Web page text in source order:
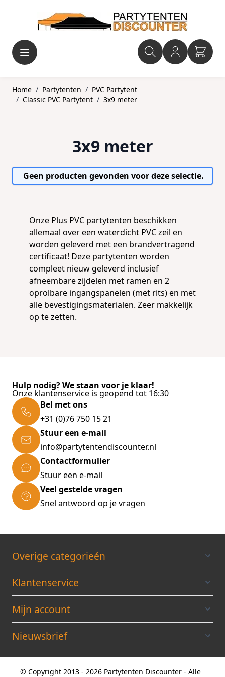
Home / Partytenten / PVC Partytent
/ Classic PVC Partytent / 3x9 meter
3x9 meter
Geen producten gevonden voor deze selectie.
Onze Plus PVC partytenten beschikken
allemaal over een waterdicht PVC zeil en
worden geleverd met een brandvertragend
certificaat! Deze partytenten worden
compleet nieuw geleverd inclusief
afneembare zijdelen met ramen en 2
oprolbare ingangspanelen (met rits) en met
alle bevestigingsmaterialen. Zeer makkelijk
op te zetten.
Hulp nodig? We staan voor je klaar!
Onze klantenservice is geopend tot 16:30
Bel met ons
+31 (0)76 750 15 21
Stuur een e-mail
info@partytentendiscounter.nl
Contactformulier
Stuur een e-mail
Veel gestelde vragen
Snel antwoord op je vragen
Overige categorieén
Klantenservice
Mijn account
Nieuwsbrief
© Copyright 2013 - 2026 Partytenten Discounter - Alle